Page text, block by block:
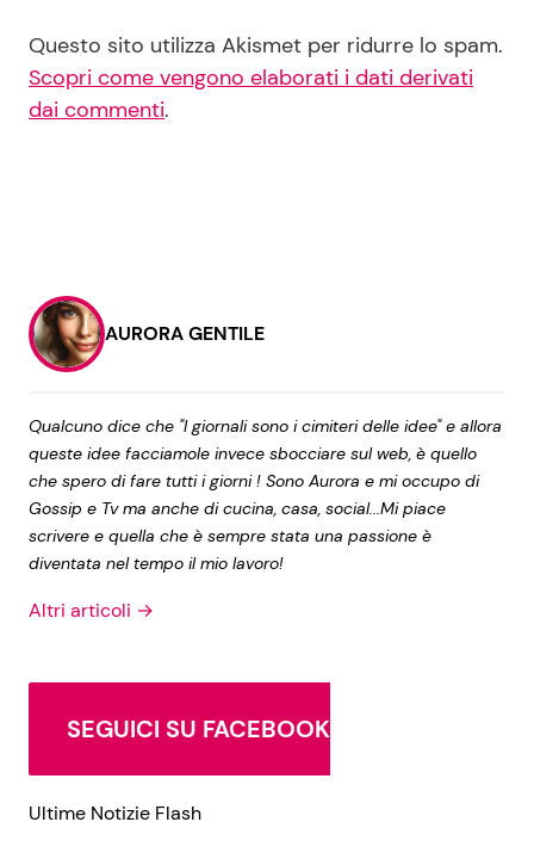
Questo sito utilizza Akismet per ridurre lo spam.
Scopri come vengono elaborati i dati derivati
dai commenti.
AURORA GENTILE
Qualcuno dice che "I giornali sono i cimiteri delle idee" e allora
queste idee facciamole invece sbocciare sul web, è quello
che spero di fare tutti i giorni ! Sono Aurora e mi occupo di
Gossip e Tv ma anche di cucina, casa, social...Mi piace
scrivere e quella che è sempre stata una passione è
diventata nel tempo il mio lavoro!
Altri articoli →
SEGUICI SU FACEBOOK
Ultime Notizie Flash